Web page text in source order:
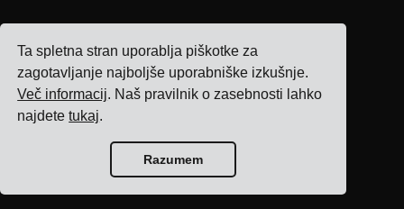
Ta spletna stran uporablja piškotke za
zagotavljanje najboljše uporabniške izkušnje.
Več informacij. Naš pravilnik o zasebnosti lahko
najdetetukaj.
Razumem